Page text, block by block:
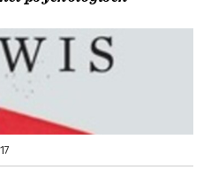
fascinating individuals so
other that they seem
In the process they may well
view of its own mind.